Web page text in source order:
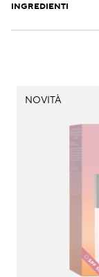
INGREDIENTI
NOVITÀ